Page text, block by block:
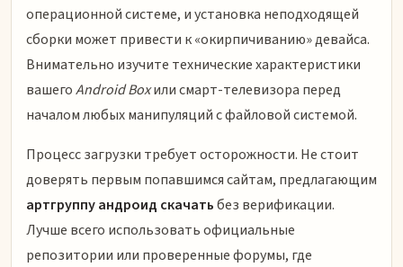
операционной системе, и установка неподходящей
сборки может привести к «окирпичиванию» девайса.
Внимательно изучите технические характеристики
вашегоAndroid Boxили смарт-телевизора перед
началом любых манипуляций с файловой системой.
Процесс загрузки требует осторожности. Не стоит
доверять первым попавшимся сайтам, предлагающим
артгруппу андроид скачатьбез верификации.
Лучше всего использовать официальные
репозитории или проверенные форумы, где